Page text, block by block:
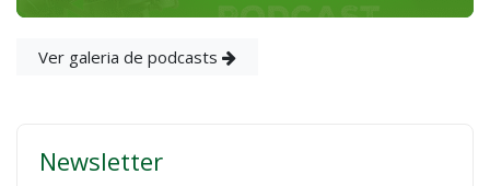
Ver galeria de podcasts
Newsletter